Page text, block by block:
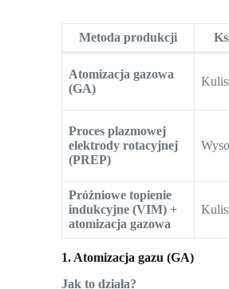
Metoda produkcji
Atomizacja gazowa
(GA)
Proces plazmowej
elektrody rotacyjnej
(PREP)
Próżniowe topienie
indukcyjne (VIM) +
atomizacja gazowa
1. Atomizacja gazu (GA)
Jak to działa?